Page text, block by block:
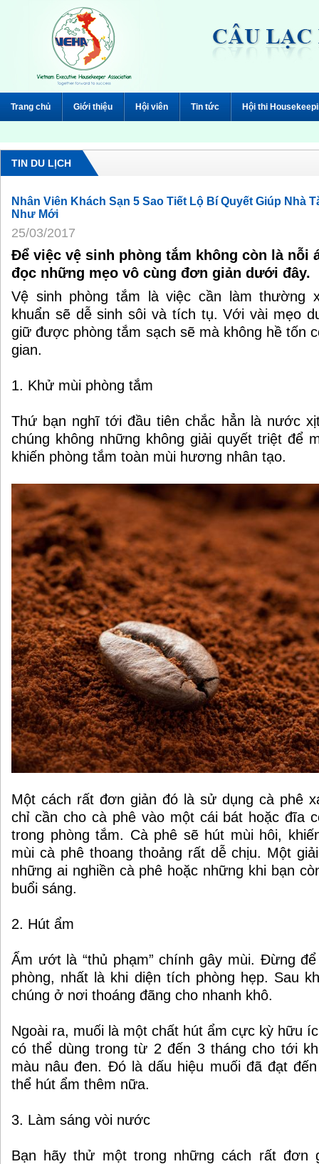
Trang chủ Giới thiệu Hội viên Tin tức Hội thi
TIN DU LỊCH
Nhân Viên Khách Sạn 5 Sao Tiết Lộ Bí Quyết Giúp Nhà
Như Mới
25/03/2017
Để việc vệ sinh phòng tắm không còn là nỗi
đọc những mẹo vô cùng đơn giản dưới đây.
Vệ sinh phòng tắm là việc cần làm thường
khuẩn sẽ dễ sinh sôi và tích tụ. Với vài mẹo
giữ được phòng tắm sạch sẽ mà không hề tốn
gian.
1. Khử mùi phòng tắm
Thứ bạn nghĩ tới đầu tiên chắc hẳn là nước
chúng không những không giải quyết triệt để
khiến phòng tắm toàn mùi hương nhân tạo.
Một cách rất đơn giản đó là sử dụng cà phê
chỉ cần cho cà phê vào một cái bát hoặc đĩa
trong phòng tắm. Cà phê sẽ hút mùi hôi,
mùi cà phê thoang thoảng rất dễ chịu. Một
những ai nghiền cà phê hoặc những khi bạn
buổi sáng.
2. Hút ẩm
Ẩm ướt là “thủ phạm” chính gây mùi. Đừng
phòng, nhất là khi diện tích phòng hẹp. Sau
chúng ở nơi thoáng đãng cho nhanh khô.
Ngoài ra, muối là một chất hút ẩm cực kỳ hữu
có thể dùng trong từ 2 đến 3 tháng cho tới
màu nâu đen. Đó là dấu hiệu muối đã đạt
thể hút ẩm thêm nữa.
3. Làm sáng vòi nước
Bạn hãy thử một trong những cách rất đơn